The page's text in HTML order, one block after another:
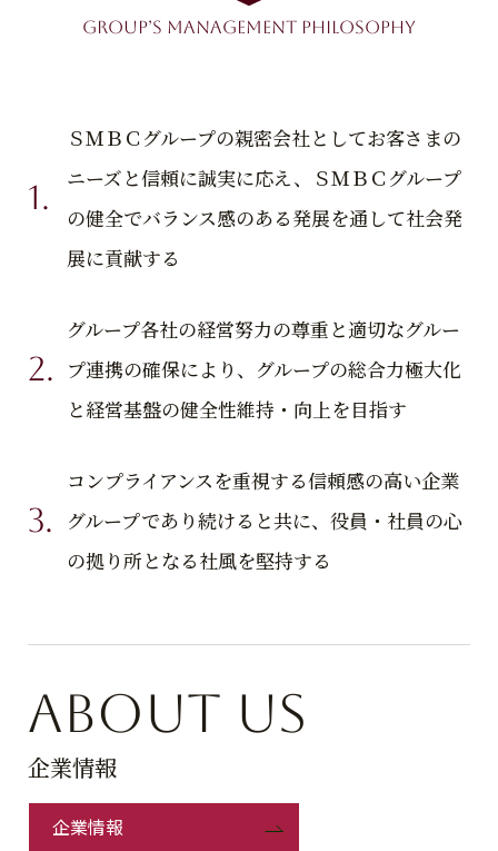
GROUP’S MANAGEMENT Philosophy
ＳＭＢＣグループの親密会社としてお客さまの
ニーズと信頼に誠実に応え、ＳＭＢＣグループ
の健全でバランス感のある発展を通して社会発
展に貢献する
グループ各社の経営努力の尊重と適切なグルー
プ連携の確保により、グループの総合力極大化
と経営基盤の健全性維持・向上を目指す
コンプライアンスを重視する信頼感の高い企業
グループであり続けると共に、役員・社員の心
の拠り所となる社風を堅持する
About US
企業情報
企業情報